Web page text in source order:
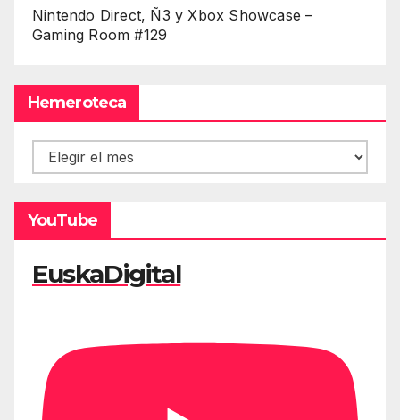
Nintendo Direct, Ñ3 y Xbox Showcase –
Gaming Room #129
Hemeroteca
Hemeroteca
YouTube
EuskaDigital